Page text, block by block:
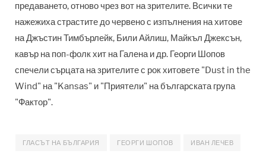
предаването, отново чрез вот на зрителите. Всички те
нажежиха страстите до червено с изпълнения на хитове
на Джъстин Тимбърлейк, Били Айлиш, Майкъл Джексън,
кавър на поп-фолк хит на Галена и др. Георги Шопов
спечели сърцата на зрителите с рок хитовете "Dust in the
Wind" на "Kansas" и "Приятели" на българската група
"Фактор".
ГЛАСЪТ НА БЪЛГАРИЯ ГЕОРГИ ШОПОВ ИВАН ЛЕЧЕВ